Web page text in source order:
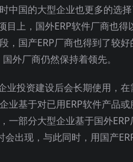
中国的大型企业也更多的选
目上，国外ERP软件厂商也
，国产ERP厂商也得到了较
外厂商仍然保持着领先。
业投资建设后会长期使用，
业基于对已用ERP软件产品
一部分大型企业基于国外
出现，与此同时，用国产